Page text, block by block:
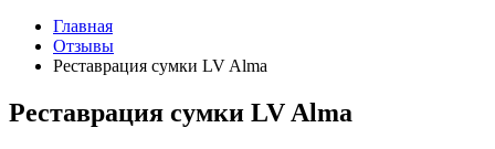
Главная
Отзывы
Реставрация сумки LV Alma
Реставрация сумки LV Alma